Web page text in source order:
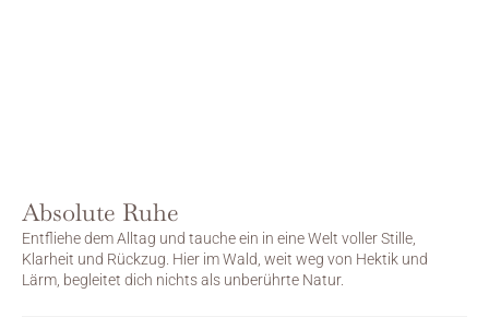
Absolute Ruhe
Entfliehe dem Alltag und tauche ein in eine Welt voller Stille,
Klarheit und Rückzug. Hier im Wald, weit weg von Hektik und
Lärm, begleitet dich nichts als unberührte Natur.